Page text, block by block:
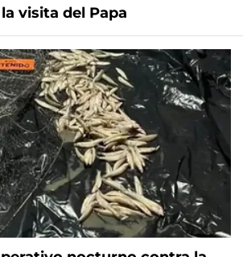
visita del Papa